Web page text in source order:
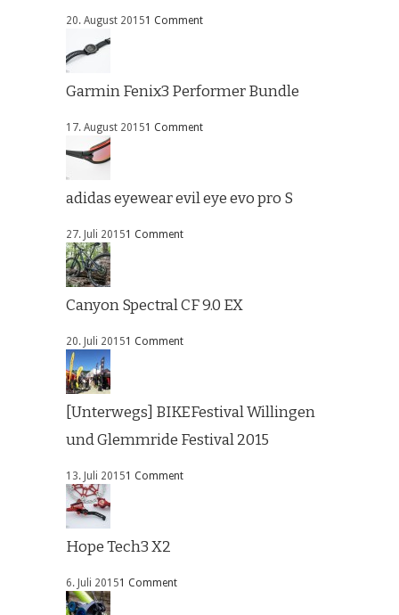
20. August 20151 Comment
Garmin Fenix3 Performer Bundle
17. August 20151 Comment
adidas eyewear evil eye evo pro S
27. Juli 20151 Comment
Canyon Spectral CF 9.0 EX
20. Juli 20151 Comment
[Unterwegs] BIKEFestival Willingen
und Glemmride Festival 2015
13. Juli 20151 Comment
Hope Tech3 X2
6. Juli 20151 Comment